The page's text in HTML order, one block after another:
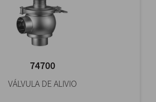
74700
VÁLVULA DE ALIVIO